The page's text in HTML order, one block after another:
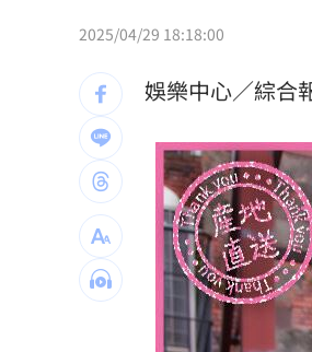
中國攻台非解放軍
昔遭抹黑謀財害命
新／威加重罰300
毒油案延燒政院點
肥大叔46歲驟逝！
酒測爆表！職軍「
2025/04/29 18:18:00
娛樂中心／綜合